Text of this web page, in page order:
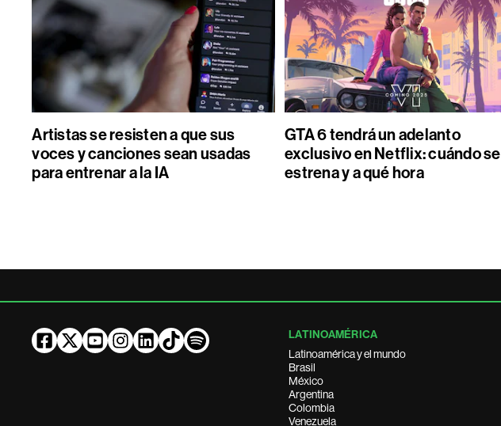
Artistas se resisten a que sus
voces y canciones sean usadas
para entrenar a la IA
GTA 6 tendrá un adelanto
exclusivo en Netflix: cuándo se
estrena y a qué hora
LATINOAMÉRICA
Latinoamérica y el mundo
Brasil
México
Argentina
Colombia
Venezuela